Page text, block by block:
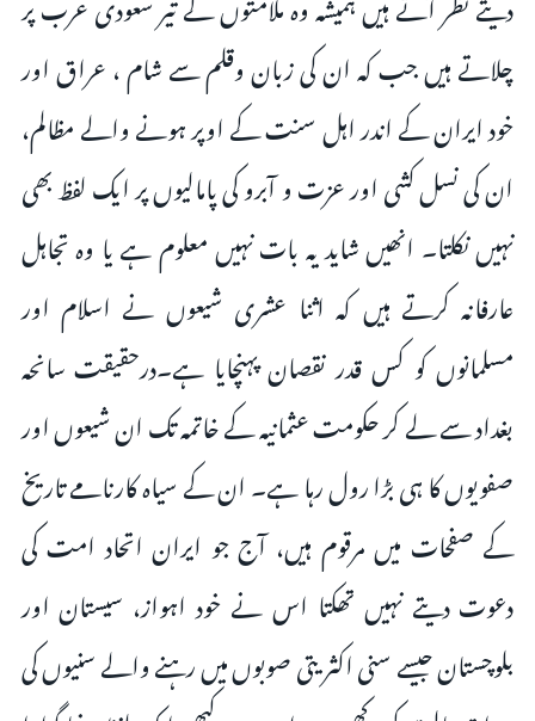
چلاتے ہیں جب کہ ان کی زبان وقلم سے شام ، عراق اور
خود ایران کے اندر اہل سنت کے اوپر ہونے والے مظالم،
ان کی نسل کشی اور عزت و آبرو کی پامالیوں پر ایک لفظ بھی
نہیں نکلتا۔ انھیں شاید یہ بات نہیں معلوم ہے یا وہ تجاہل
عارفانہ کرتے ہیں کہ اثنا عشری شیعوں نے اسلام اور
مسلمانوں کو کس قدر نقصان پہنچایا ہے۔درحقیقت سانحہ
بغداد سے لے کر حکومت عثمانیہ کے خاتمہ تک ان شیعوں اور
صفویوں کا ہی بڑا رول رہا ہے۔ ان کے سیاہ کارنامے تاریخ
کے صفحات میں مرقوم ہیں، آج جو ایران اتحاد امت کی
دعوت دیتے نہیں تھکتا اس نے خود اہواز، سیستان اور
بلوچستان جیسے سنی اکثریتی صوبوں میں رہنے والے سنیوں کی